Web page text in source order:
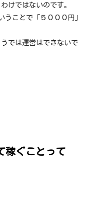
けではないのです。
うことで「５０００円」
では運営はできないで
稼ぐことって